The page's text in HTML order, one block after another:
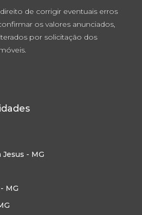
de corrigir eventuais erros
os valores anunciados,
por solicitação dos
- MG
MG